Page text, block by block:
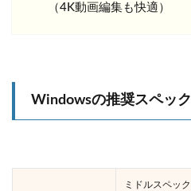
（4K動画編集も快適）
Windowsの推奨スペック
ミドルスペック